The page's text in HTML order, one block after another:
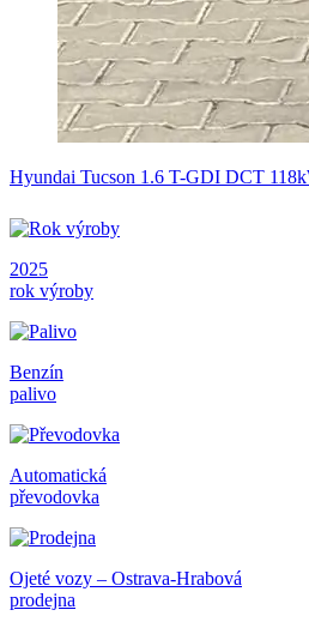
Hyundai Tucson 1.6 T-GDI DCT
2025
rok výroby
Benzín
palivo
Automatická
převodovka
Ojeté vozy – Ostrava-Hrabová
prodejna